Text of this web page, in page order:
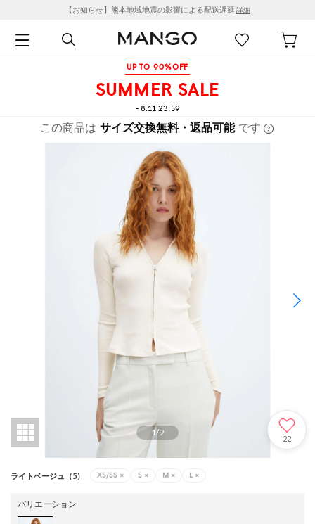
【お知らせ】熊本地域地震の影響による配送遅延 詳細
UP TO 90%OFF
SUMMER SALE
- 8.11 23:59
この商品は サイズ交換無料・返品可能 です
1/9
22
ライトベージュ（5） XS/SS × S × M × L ×
バリエーション